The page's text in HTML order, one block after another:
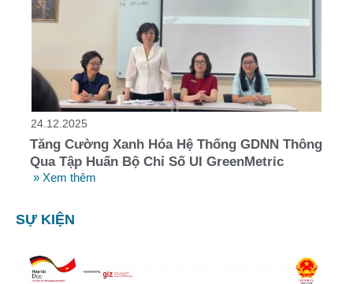
24.12.2025
Tăng Cường Xanh Hóa Hệ Thống GDNN Thông
Qua Tập Huấn Bộ Chỉ Số UI GreenMetric
» Xem thêm
SỰ KIỆN